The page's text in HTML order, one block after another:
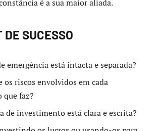
é a sua maior aliada.
SUCESSO
emergência está intacta e separada?
os riscos envolvidos em cada
faz?
de investimento está clara e escrita?